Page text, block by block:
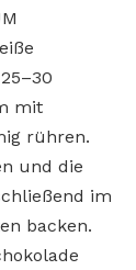
mit
rühren.
und die
im
backen.